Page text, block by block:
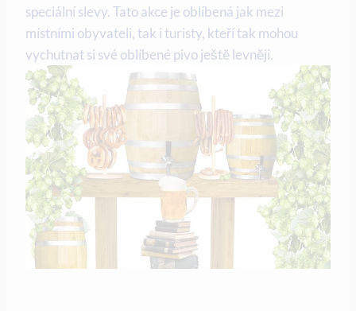
speciální slevy. Tato akce je oblíbená jak mezi
místními obyvateli, tak i turisty, kteří tak mohou
vychutnat si své oblíbené pivo ještě levněji.